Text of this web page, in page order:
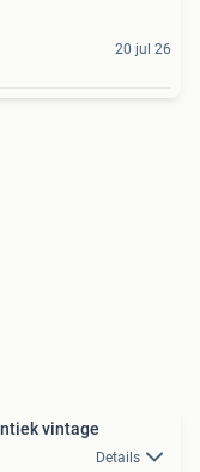
20 jul 26
vintage
Details